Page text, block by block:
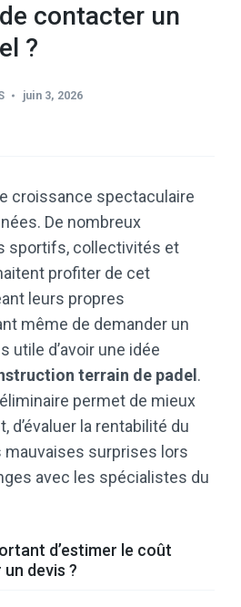
contacter un
?
juin 3, 2026
croissance spectaculaire
De nombreux
sportifs, collectivités et
profiter de cet
leurs propres
même de demander un
utile d’avoir une idée
terrain de padel.
permet de mieux
d’évaluer la rentabilité du
mauvaises surprises lors
avec les spécialistes du
d’estimer le coût
devis ?